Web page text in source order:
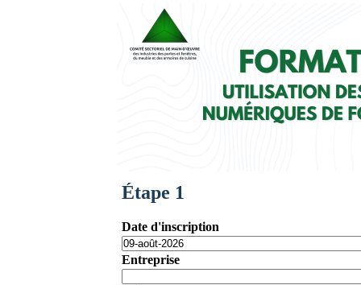
Étape 1
Date d'inscription
Entreprise